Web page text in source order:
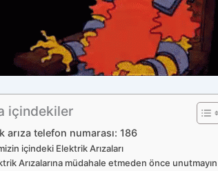
içindekiler
arıza telefon numarası: 186
içindeki Elektrik Arızaları
Arızalarına müdahale etmeden önce unutmayın